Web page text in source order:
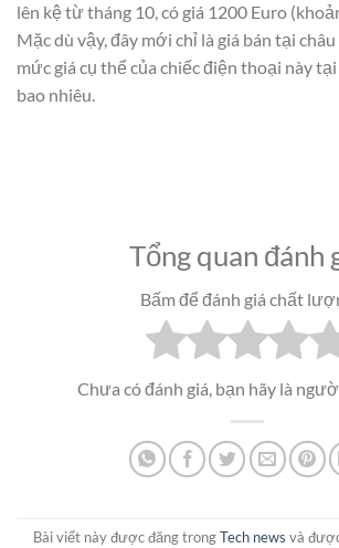
lên kệ từ tháng 10, có giá 1200 Euro
Mặc dù vậy, đây mới chỉ là giá bán tại
mức giá cụ thể của chiếc điện thoại này
bao nhiêu.
Tổng quan đánh
Bấm để đánh giá chất
Chưa có đánh giá, bạn hãy là
Bài viết này được đăng trongTech news và